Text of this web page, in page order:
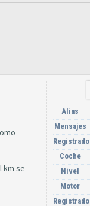
km se
Alias
Mensajes
Registrado
Coche
Nivel
Motor
Registrado